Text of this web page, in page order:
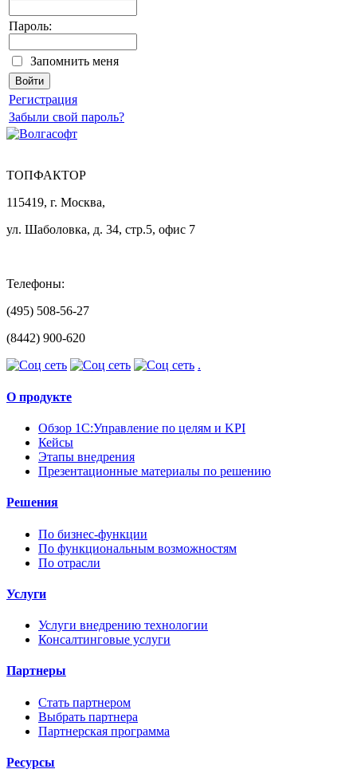
Пароль:
Запомнить меня
Регистрация
Забыли свой пароль?
ТОПФАКТОР
115419, г. Москва,
ул. Шаболовка, д. 34, стр.5, офис 7
Телефоны:
(495) 508-56-27
(8442) 900-620
.
О продукте
Обзор 1С:Управление по целям и KPI
Кейсы
Этапы внедрения
Презентационные материалы по решению
Решения
По бизнес-функции
По функциональным возможностям
По отрасли
Услуги
Услуги внедрению технологии
Консалтинговые услуги
Партнеры
Стать партнером
Выбрать партнера
Партнерская программа
Ресурсы